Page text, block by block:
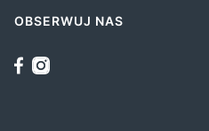
OBSERWUJ NAS